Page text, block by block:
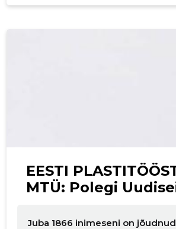
EESTI
MTÜ: Polegi
Juba 1866 inimeseni on